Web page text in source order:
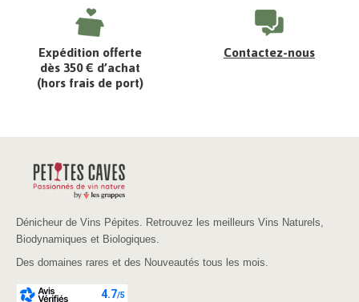
Expédition offerte
dès 350 € d’achat
(hors frais de port)
Contactez-nous
Dénicheur de Vins Pépites. Retrouvez les meilleurs Vins Naturels,
Biodynamiques et Biologiques.
Des domaines rares et des Nouveautés tous les mois.